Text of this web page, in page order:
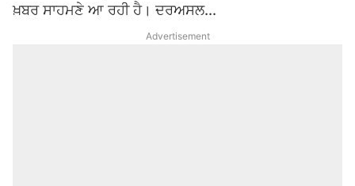
ਖ਼ਬਰ ਸਾਹਮਣੇ ਆ ਰਹੀ ਹੈ। ਦਰਅਸਲ...
Advertisement